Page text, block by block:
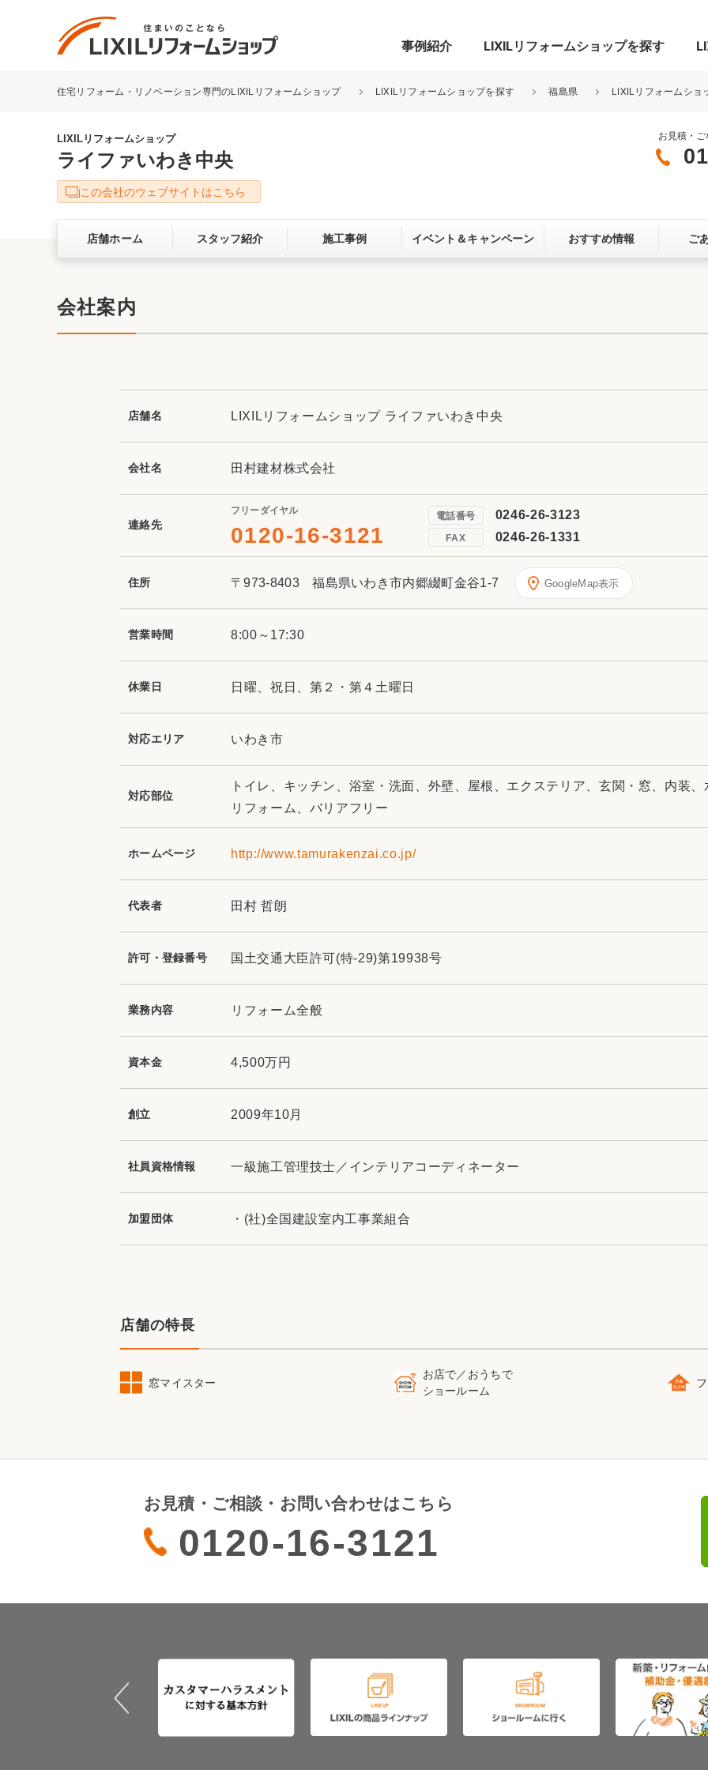
事例紹介
リフォーム事例を探す
キッチン
洗面化粧室 トイレ 玄関まわり 門まわり
ベランダ・バルコニー ガーデンスペース カースペース
お客さまの声 3Dシミュレーション
LIXILリフォームショップを探す
LIXILリフォームショップについて
サービス向上・品質改善の取り組み お客さま満足度アンケート
ここちい
リフォームコンシェルジュ® ライフスタイルコンパス
中古物件探しから性能向上リフォームをワン
住宅リフォーム・リノベーション専門のLIXILリフォームショップ LIXILリフォームショップを探す 福島県 LIXILリフォームショ
LIXILリフォームショップ
ライファいわき中央
お見積・
この会社のウェブサイトはこちら
店舗ホーム スタッフ紹介 施工事例 イベント＆キャンペーン おすすめ情報 ご
会社案内
店舗名 LIXILリフォームショップ ライファいわき中央
会社名 田村建材株式会社
連絡先
フリーダイヤル
0120-16-3121
電話番号 0246-26-3123
FAX 0246-26-1331
住所 〒973-8403 福島県いわき市内郷綴町金谷1-7 GoogleMap表示
営業時間 8:00～17:30
休業日 日曜、祝日、第２・第４土曜日
対応エリア いわき市
対応部位
トイレ、キッチン、浴室・洗面、外壁、屋根、エクステリア、玄関・窓、内装
リフォーム、バリアフリー
ホームページ http://www.tamurakenzai.co.jp/
代表者 田村 哲朗
許可・登録番号 国土交通大臣許可(特-29)第19938号
業務内容 リフォーム全般
資本金 4,500万円
創立 2009年10月
社員資格情報 一級施工管理技士／インテリアコーディネーター
加盟団体 ・(社)全国建設室内工事業組合
店舗の特長
窓マイスター
お店で／おうちで
ショールーム
お見積・ご相談・お問い合わせはこちら
0120-16-3121